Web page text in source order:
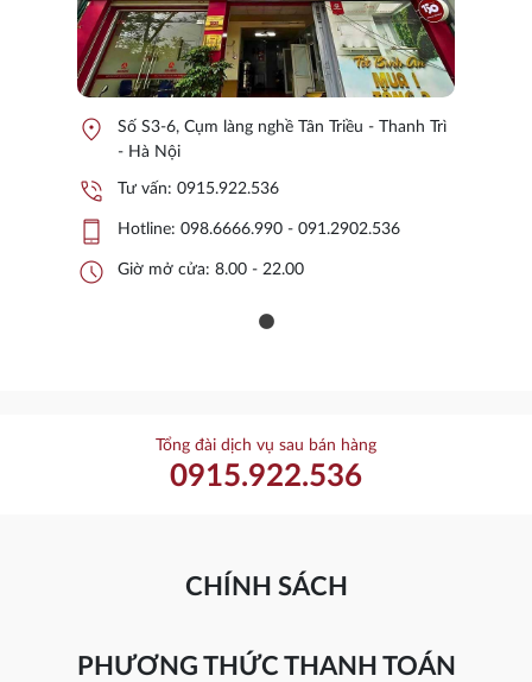
location_on
Số S3-6, Cụm làng nghề Tân Triều - Thanh Trì
- Hà Nội
phone_in_talk Tư vấn: 0915.922.536
phone_iphone Hotline: 098.6666.990 - 091.2902.536
schedule Giờ mở cửa: 8.00 - 22.00
Tổng đài dịch vụ sau bán hàng
0915.922.536
CHÍNH SÁCH
PHƯƠNG THỨC THANH TOÁN